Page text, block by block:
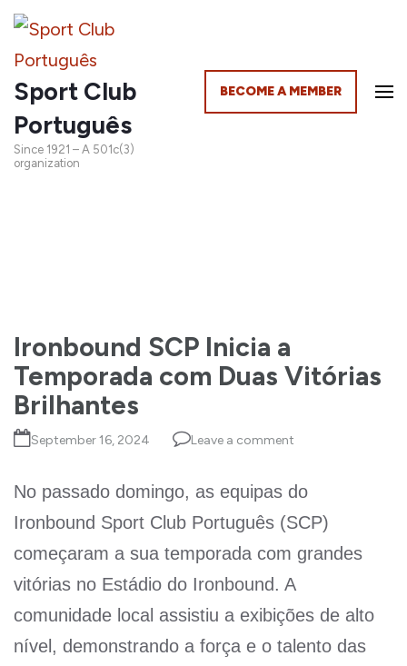
Sport Club
Português
Since 1921 – A 501c(3)
organization
BECOME A MEMBER
Ironbound SCP Inicia a
Temporada com Duas Vitórias
Brilhantes
September 16, 2024 Leave a comment
No passado domingo, as equipas do
Ironbound Sport Club Português (SCP)
começaram a sua temporada com grandes
vitórias no Estádio do Ironbound. A
comunidade local assistiu a exibições de alto
nível, demonstrando a força e o talento das